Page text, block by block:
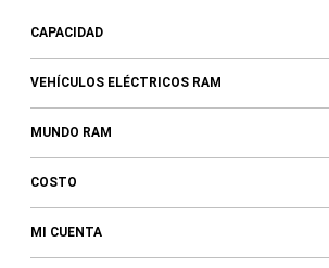
CAPACIDAD
VEHÍCULOS ELÉCTRICOS RAM
MUNDO RAM
COSTO
MI CUENTA